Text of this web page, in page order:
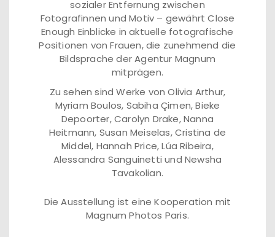
sozialer Entfernung zwischen
Fotografinnen und Motiv – gewährt Close
Enough Einblicke in aktuelle fotografische
Positionen von Frauen, die zunehmend die
Bildsprache der Agentur Magnum
mitprägen.
Zu sehen sind Werke von Olivia Arthur,
Myriam Boulos, Sabiha Çimen, Bieke
Depoorter, Carolyn Drake, Nanna
Heitmann, Susan Meiselas, Cristina de
Middel, Hannah Price, Lúa Ribeira,
Alessandra Sanguinetti und Newsha
Tavakolian.
Die Ausstellung ist eine Kooperation mit
Magnum Photos Paris.